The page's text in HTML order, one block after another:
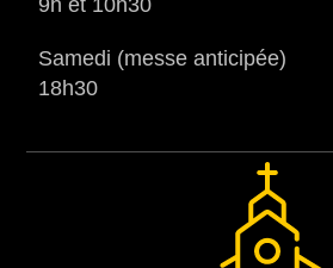
9h et 10h30
Samedi (messe anticipée)
18h30